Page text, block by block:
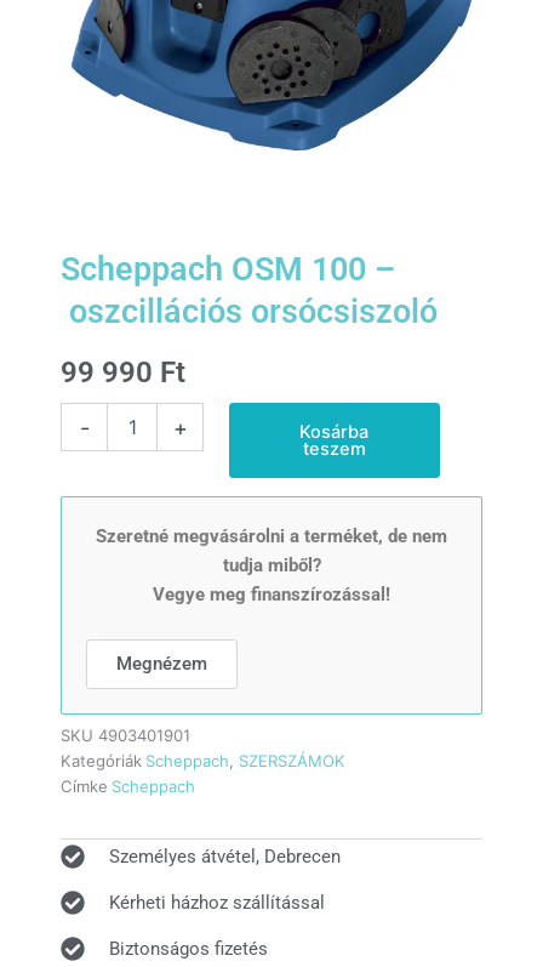
Scheppach OSM 100 –
oszcillációs orsócsiszoló
99 990 Ft
-
mennyiség
+ Kosárba
teszem
Szeretné megvásárolni a terméket, de nem
tudja miből?
Vegye meg finanszírozással!
Megnézem
SKU 4903401901
Kategóriák Scheppach
SZERSZÁMOK
Címke Scheppach
Személyes átvétel, Debrecen
Kérheti házhoz szállítással
Biztonságos fizetés